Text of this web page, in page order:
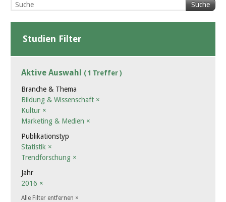
Suche
Studien Filter
Aktive Auswahl ( 1 Treffer )
Branche & Thema
Bildung & Wissenschaft ×
Kultur ×
Marketing & Medien ×
Publikationstyp
Statistik ×
Trendforschung ×
Jahr
2016 ×
Alle Filter entfernen ×